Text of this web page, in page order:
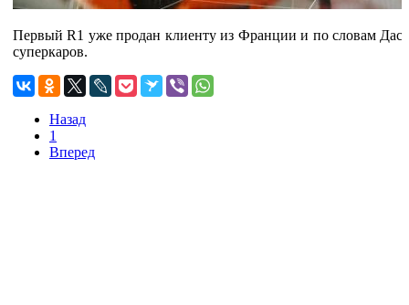
Первый R1 уже продан клиенту из Франции и по словам
суперкаров.
Назад
1
Вперед